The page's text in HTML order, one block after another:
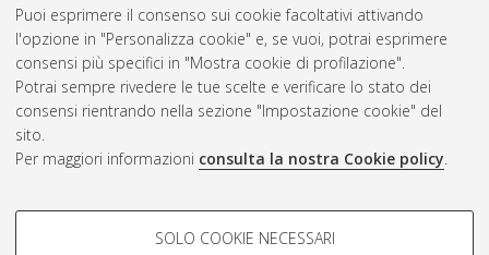
Puoi esprimere il consenso sui cookie facoltativi attivando
l'opzione in "Personalizza cookie" e, se vuoi, potrai esprimere
consensi più specifici in "Mostra cookie di profilazione".
Potrai sempre rivedere le tue scelte e verificare lo stato dei
consensi rientrando nella sezione "Impostazione cookie" del
sito.
Per maggiori informazioni consulta la nostra Cookie policy.
COOKIE DI PROFILAZIONE -
SOLO COOKIE NECESSARI
Rss 1.0
Rss 2.0
ISSN: 2038-7946
Impostazioni Cookie
Informativa sulla privacy